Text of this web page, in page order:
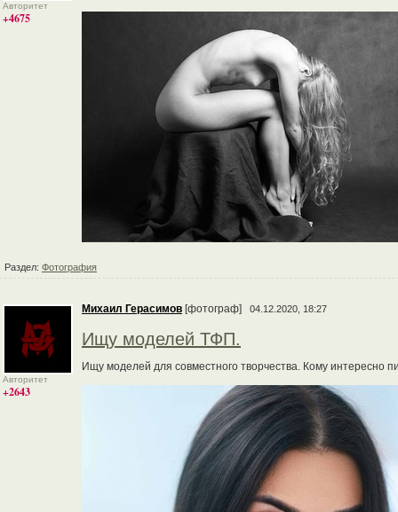
Авторитет
+4675
Раздел: Фотография
Авторитет
+2643
Михаил Герасимов [фотограф] 04.12.2020, 18:27
Ищу моделей ТФП.
Ищу моделей для совместного творчества. Кому интересно